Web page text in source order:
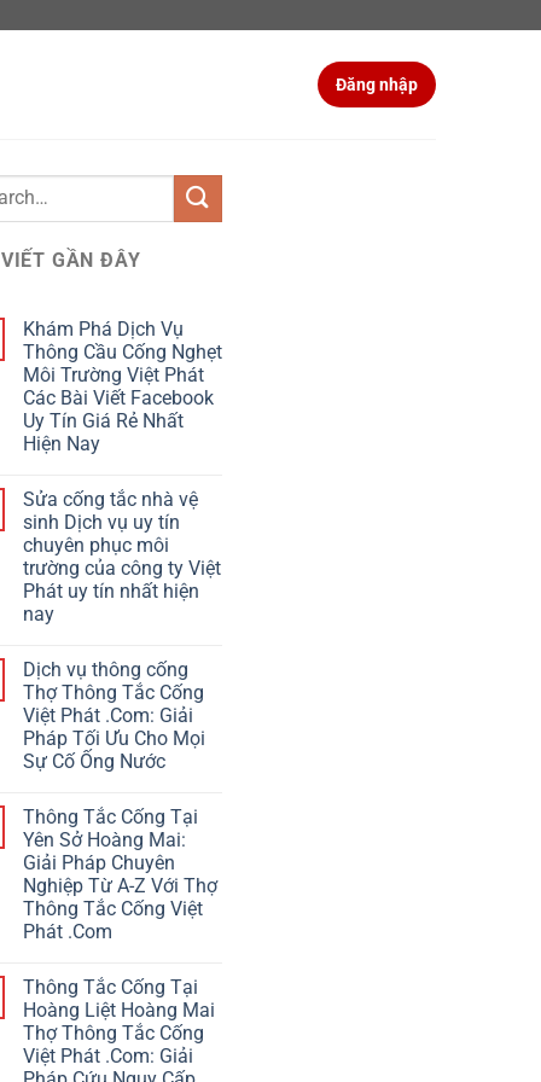
Đăng nhập
GẦN ĐÂY
Khám Phá Dịch Vụ
Thông Cầu Cống Nghẹt
Môi Trường Việt Phát
Các Bài Viết Facebook
Uy Tín Giá Rẻ Nhất
Hiện Nay
Sửa cống tắc nhà vệ
sinh Dịch vụ uy tín
chuyên phục môi
trường của công ty Việt
Phát uy tín nhất hiện
nay
Dịch vụ thông cống
Thợ Thông Tắc Cống
Việt Phát .Com: Giải
Pháp Tối Ưu Cho Mọi
Sự Cố Ống Nước
Thông Tắc Cống Tại
Yên Sở Hoàng Mai:
Giải Pháp Chuyên
Nghiệp Từ A-Z Với Thợ
Thông Tắc Cống Việt
Phát .Com
Thông Tắc Cống Tại
Hoàng Liệt Hoàng Mai
Thợ Thông Tắc Cống
Việt Phát .Com: Giải